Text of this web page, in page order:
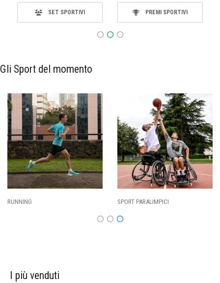
SET SPORTIVI PREMI SPORTIVI
Gli Sport del momento
CALCIO BASKET
I più venduti